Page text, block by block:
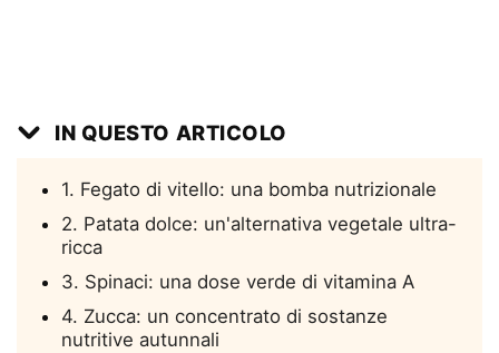
IN QUESTO ARTICOLO
1. Fegato di vitello: una bomba nutrizionale
2. Patata dolce: un'alternativa vegetale ultra-
ricca
3. Spinaci: una dose verde di vitamina A
4. Zucca: un concentrato di sostanze
nutritive autunnali